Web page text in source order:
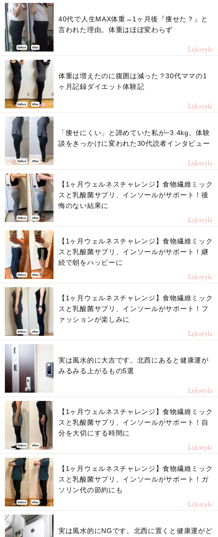
40代で人生MAX体重→1ヶ月後『痩せた？』と
言われた理由。体重はほぼ変わらず
Lifestyle
体重は増えたのに腹囲は減った？30代ママの1
ヶ月記録ダイエット体験記
Lifestyle
「痩せにくい」と諦めていた私が−3.4kg。体験
談をきっかけに変われた30代読者インタビュー
Lifestyle
【1ヶ月ウェルネスチャレンジ】食物繊維ミック
スと乳酸菌サプリ、インソールがサポート！後
悔のない結果に
Lifestyle
【1ヶ月ウェルネスチャレンジ】食物繊維ミック
スと乳酸菌サプリ、インソールがサポート！継
続で朝をハッピーに
Lifestyle
【1ヶ月ウェルネスチャレンジ】食物繊維ミック
スと乳酸菌サプリ、インソールがサポート！フ
ァッションが楽しみに
Lifestyle
実は風水的に大吉です。北西にあると健康運が
みるみる上がるもの5選
Lifestyle
【1ヶ月ウェルネスチャレンジ】食物繊維ミック
スと乳酸菌サプリ、インソールがサポート！自
分を大切にする時間に
Lifestyle
【1ヶ月ウェルネスチャレンジ】食物繊維ミック
スと乳酸菌サプリ、インソールがサポート！ガ
ソリン代の節約にも
Lifestyle
実は風水的にNGです。北西に置くと健康運がど